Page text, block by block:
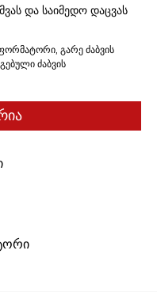
და საიმედო დაცვას
გარე ძაბვის
ძაბვის